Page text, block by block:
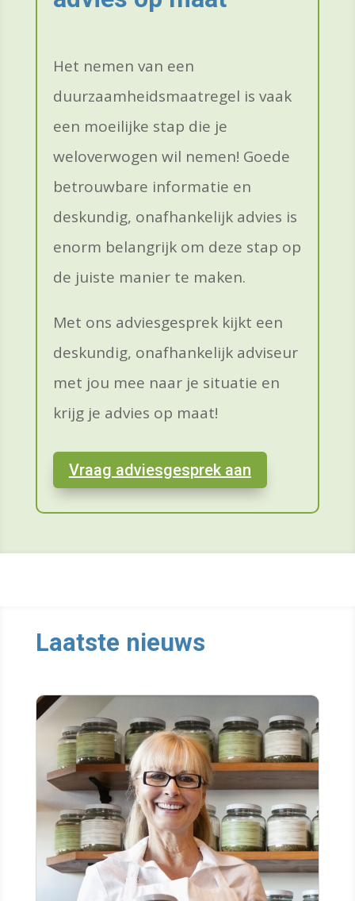
Het nemen van een
duurzaamheidsmaatregel is vaak
een moeilijke stap die je
weloverwogen wil nemen! Goede
betrouwbare informatie en
deskundig, onafhankelijk advies is
enorm belangrijk om deze stap op
de juiste manier te maken.
Met ons adviesgesprek kijkt een
deskundig, onafhankelijk adviseur
met jou mee naar je situatie en
krijg je advies op maat!
Vraag adviesgesprek aan
Laatste nieuws